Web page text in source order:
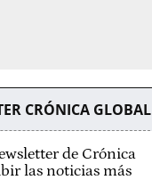
CRÓNICA GLOBAL
de Crónica
las noticias más